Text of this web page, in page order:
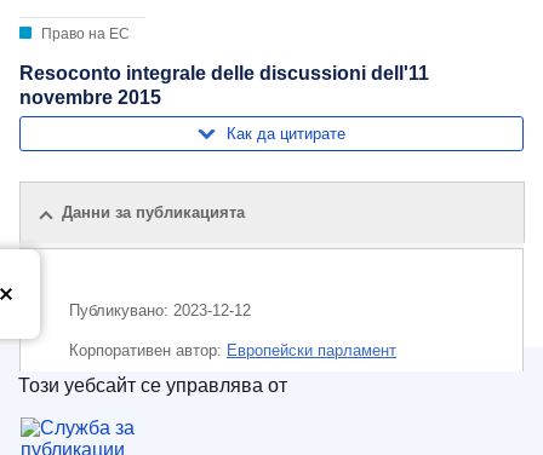
Право на ЕС
Resoconto integrale delle discussioni dell'11
novembre 2015
Как да цитирате
Данни за публикацията
Публикувано: 2023-12-12
Корпоративен aвтор: Европейски парламент
CELEX : C/2023/01458
Служба за публикации на Европейския съюз
Този уебсайт се управлява от